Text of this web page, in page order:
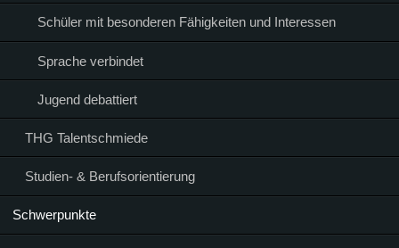
Schüler mit besonderen Fähigkeiten und Interessen
Sprache verbindet
Jugend debattiert
THG Talentschmiede
Studien- & Berufsorientierung
Schwerpunkte